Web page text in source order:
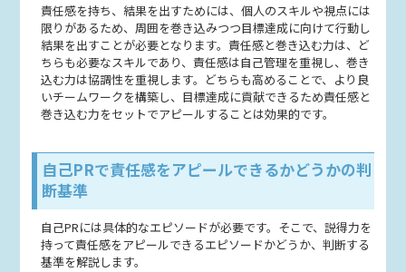
責任感を持ち、結果を出すためには、個人のスキルや視点には
限りがあるため、周囲を巻き込みつつ目標達成に向けて行動し
結果を出すことが必要となります。責任感と巻き込む力は、ど
ちらも必要なスキルであり、責任感は自己管理を重視し、巻き
込む力は協調性を重視します。どちらも高めることで、より良
いチームワークを構築し、目標達成に貢献できるため責任感と
巻き込む力をセットでアピールすることは効果的です。
自己PRで責任感をアピールできるかどうかの判
断基準
自己PRには具体的なエピソードが必要です。そこで、説得力を
持って責任感をアピールできるエピソードかどうか、判断する
基準を解説します。